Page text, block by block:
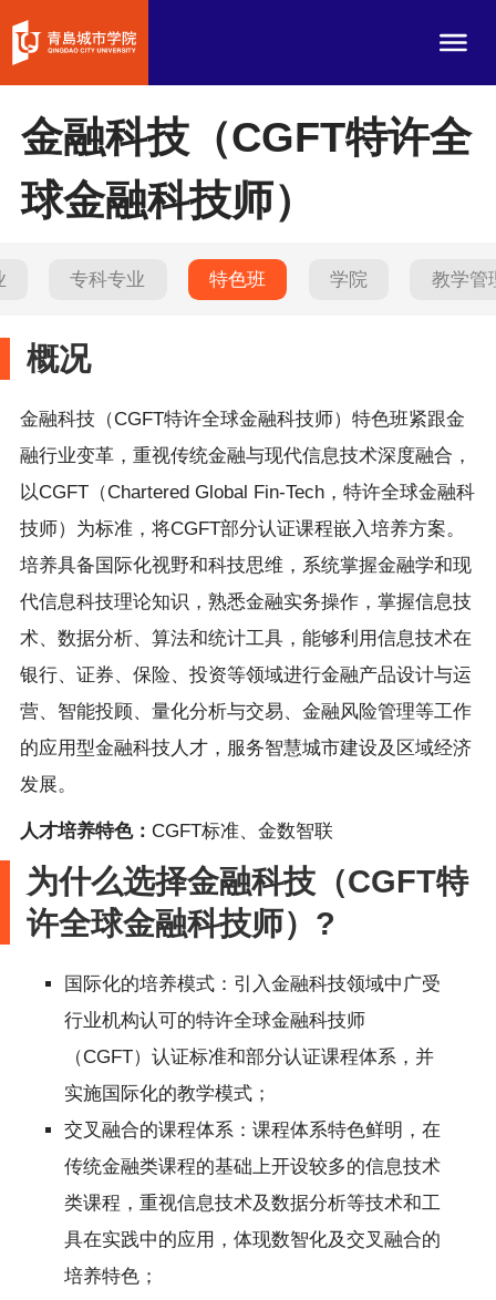
金融科技（CGFT特许全
球金融科技师）
专科专业 特色班 学院 教学管
概况
金融科技（CGFT特许全球金融科技师）特色班紧跟金
融行业变革，重视传统金融与现代信息技术深度融合，
以CGFT（Chartered Global Fin-Tech，特许全球金融科
技师）为标准，将CGFT部分认证课程嵌入培养方案。
培养具备国际化视野和科技思维，系统掌握金融学和现
代信息科技理论知识，熟悉金融实务操作，掌握信息技
术、数据分析、算法和统计工具，能够利用信息技术在
银行、证券、保险、投资等领域进行金融产品设计与运
营、智能投顾、量化分析与交易、金融风险管理等工作
的应用型金融科技人才，服务智慧城市建设及区域经济
发展。
人才培养特色： CGFT标准、金数智联
为什么选择金融科技（CGFT特
许全球金融科技师）?
国际化的培养模式：引入金融科技领域中广受
行业机构认可的特许全球金融科技师
（CGFT）认证标准和部分认证课程体系，并
实施国际化的教学模式；
交叉融合的课程体系：课程体系特色鲜明，在
传统金融类课程的基础上开设较多的信息技术
类课程，重视信息技术及数据分析等技术和工
具在实践中的应用，体现数智化及交叉融合的
培养特色；